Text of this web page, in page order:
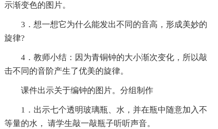
示渐变色的图片。
3．想一想它为什么能发出不同的音高，形成美妙的
旋律?
4．教师小结：因为青铜钟的大小渐次变化，所以敲
击不同的音阶产生了优美的旋律。
课件出示关于编钟的图片。分组制作
1．出示七个透明玻璃瓶、水，并在瓶中随意加入不
等量的水， 请学生敲一敲瓶子听听声音。